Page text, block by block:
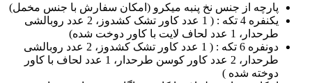
پارچه از جنس نخ پنبه میکرو (امکان سفارش با جنس مخمل)
یکنفره 4 تکه : ( 1 عدد کاور تشک کشدوز، 2 عدد روبالشی
طرحدار، 1 عدد لحاف لایت با کاور دوخت شده)
دونفره 6 تکه : ( 1 عدد کاور تشک کشدوز، 2 عدد روبالشی
طرحدار، 2 عدد کاور کوسن طرحدار، 1 عدد لحاف با کاور
دوخته شده )